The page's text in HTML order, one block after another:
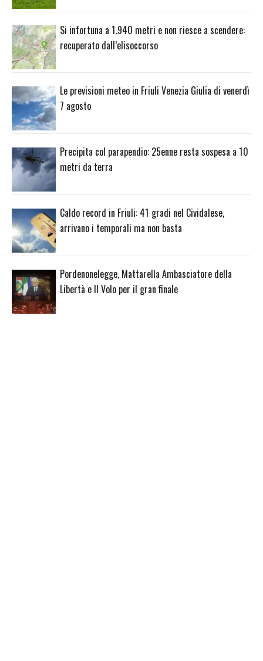
Si infortuna a 1.940 metri e non riesce a scendere:
recuperato dall’elisoccorso
Le previsioni meteo in Friuli Venezia Giulia di venerdì
7 agosto
Precipita col parapendio: 25enne resta sospesa a 10
metri da terra
Caldo record in Friuli: 41 gradi nel Cividalese,
arrivano i temporali ma non basta
Pordenonelegge, Mattarella Ambasciatore della
Libertà e Il Volo per il gran finale